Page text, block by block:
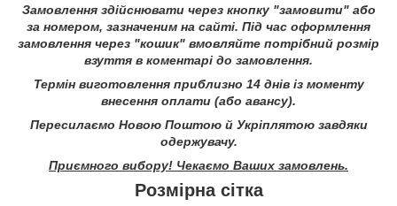
Замовлення здійснювати через кнопку "замовити" або
за номером, зазначеним на сайті. Під час оформлення
замовлення через "кошик" вмовляйте потрібний розмір
взуття в коментарі до замовлення.
Термін виготовлення приблизно 14 днів із моменту
внесення оплати (або авансу).
Пересилаємо Новою Поштою й Укріплятою завдяки
одержувачу.
Приємного вибору! Чекаємо Ваших замовлень.
Розмірна сітка